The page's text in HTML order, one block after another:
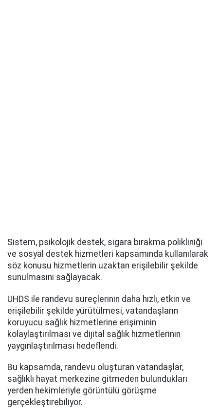
Sistem, psikolojik destek, sigara bırakma polikliniği
ve sosyal destek hizmetleri kapsamında kullanılarak
söz konusu hizmetlerin uzaktan erişilebilir şekilde
sunulmasını sağlayacak.
UHDS ile randevu süreçlerinin daha hızlı, etkin ve
erişilebilir şekilde yürütülmesi, vatandaşların
koruyucu sağlık hizmetlerine erişiminin
kolaylaştırılması ve dijital sağlık hizmetlerinin
yaygınlaştırılması hedeflendi.
Bu kapsamda, randevu oluşturan vatandaşlar,
sağlıklı hayat merkezine gitmeden bulundukları
yerden hekimleriyle görüntülü görüşme
gerçekleştirebiliyor.